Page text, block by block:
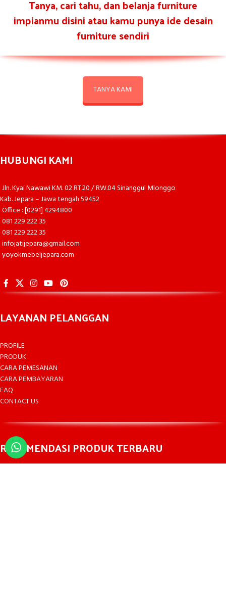
Tanya, cari tahu, dan belanja furniture
impianmu disini atau kamu punya ide desain
furniture sendiri
TANYA KAMI
HUBUNGI KAMI
Jln. Kyai Nawawi KM. 02 RT.20 / RW.04 Sinanggul Mlonggo
Kab. Jepara – Jawa tengah 59452
Office : [0291] 4294800
081 229 222 35
081 229 222 35
infojatijepara@gmail.com
yoyokmebeljepara.com
LAYANAN PELANGGAN
PROFILE
PRODUK
CARA PEMESANAN
CARA PEMBAYARAN
FAQ
CONTACT US
REKOMENDASI PRODUK TERBARU